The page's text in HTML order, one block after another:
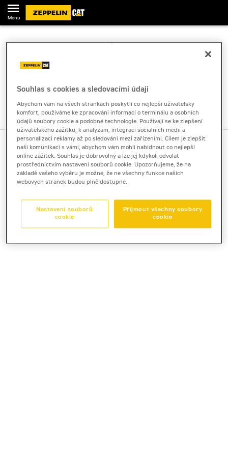
Menu
SOUTĚŽ STROJNÍKŮ 2010 - PŘIHLÁŠKA
Závazná přihláška do soutěže posádek KPC:
Copyright © Zeppelin CZ s.r.o. / Developed byAARON GROUP
Souhlas s cookies a sledovacími údaji
Abychom vám na všech stránkách poskytli co nejlepší uživatelský
komfort, používáme ke zpracování informací o terminálu a osobních
údajů soubory cookie a podobné technologie. Používají se ke zlepšení
uživatelského zážitku, k analýzám, integraci sociálních médií a
personalizaci reklamy až po sledování mezi zařízeními. Cílem je zlepšit
naši komunikaci s vámi, abychom vám mohli nabídnout co nejlepší
online zážitek. Souhlas je dobrovolný a lze jej kdykoli odvolat
prostřednictvím nastavení souborů cookie. Upozorňujeme, že na
základě vašeho výběru je možné, že ne všechny funkce našich
webových stránek budou plně dostupné.
Přijmout všechny soubory
cookie
Nastavení souborů
cookie